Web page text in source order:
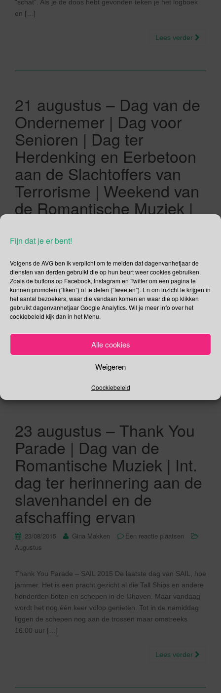
Fijn dat je er bent!
Volgens de AVG ben ik verplicht om te melden dat dagenvanhetjaar de
diensten van derden gebruikt die op hun beurt weer cookies gebruiken.
Zoals de buttons op Facebook, Instagram en Twitter om een pagina te
kunnen promoten (“liken”) of te delen (“tweeten”). En om inzicht te krijgen in
het aantal bezoekers, waar die vandaan komen en waar die op klikken
gebruikt dagenvanhetjaar Google Analytics. Wil je meer info over het
cookiebeleid kijk dan in het Menu.
Alle cookies
Weigeren
Coockiebeleid
“schat”. Als je de doos hebt gevonden teken je het logboek
en […]
Lees verder
21 augustus – Dag van de
Ondernemer | Dag voor
Senioren | Dag ter
Herdenking en Eerbetoon
aan de Slachtoffers van
Terrorisme | Weekend van
de Romantische Muziek |
21/08/2020
Werelddag van de Ondernemer In 2016 beslist MKB-
Nederland dat jaarlijks op de derde dinsdag van november
(20-11-2020) een Nationale Dag van de Ondernemer dient te
komen. Reden? Ik citeer: “ondernemers verdienen respect
voor hun inzet en een moment waarop aandacht wordt
23 augustus – Thank You
Parade | Dag van de
Romantische Muziek | Int.
dag ter herinnering aan de
slavenhandel en de
afschaffing ervan
23/08/2015 Gina Makken
Een reactie plaatsen
Augustus
Thank You Parade – SAIL 2015 De laatste dag van SAIL, hoe
jammer. Het is een pracht gezicht al die Tall Ships en andere
honderden boten en schepen in de IJhaven. Maar vandaag
wordt het nog één keer volop genieten. Tot in de namiddag
liggen de schepen nog aan de trossen maar omstreeks
16.00 uur […]
Lees verder